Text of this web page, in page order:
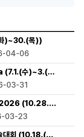
자, 조회수,등록일,
)~30.(목))
04-06
수)~3.(금))
03-31
2026 (10.28.(수
03-23
대회 (10.18.(일)~20.(